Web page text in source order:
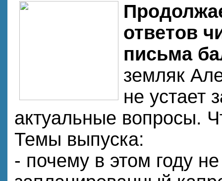
ответов
письма
земляк
не устает
актуальные вопросы.
Темы выпуска:
- почему в этом году